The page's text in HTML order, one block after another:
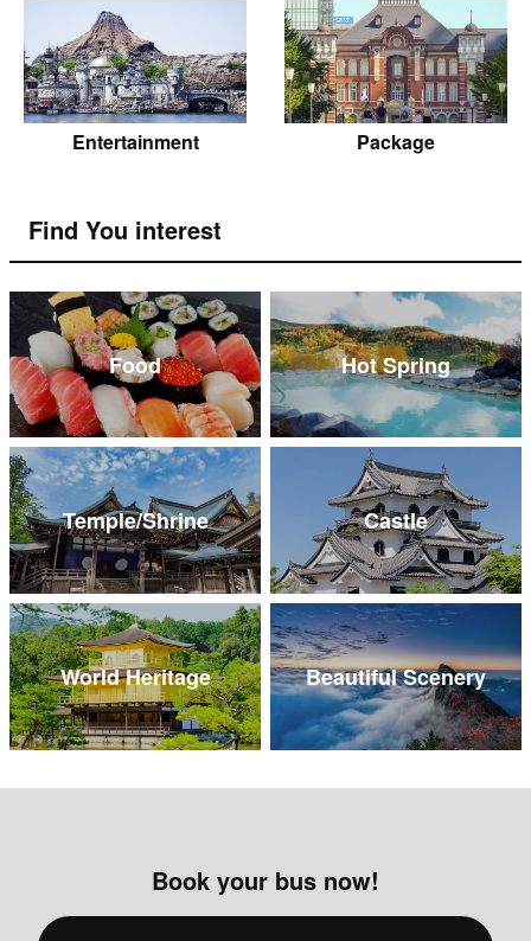
Entertainment Package
Find You interest
Food Hot Spring
Temple/Shrine Castle
World Heritage Beautiful Scenery
Book your bus now!